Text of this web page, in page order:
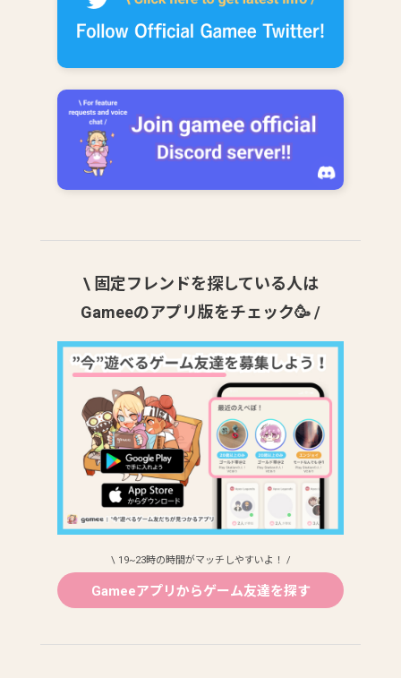
\ 固定フレンドを探している人は
Gameeのアプリ版をチェック🥳 /
\ 19~23時の時間がマッチしやすいよ！ /
Gameeアプリからゲーム友達を探す